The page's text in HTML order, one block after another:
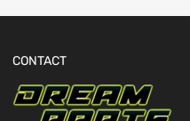
CONTACT